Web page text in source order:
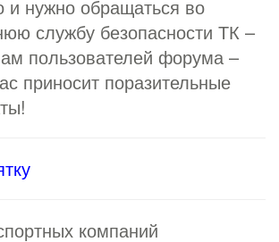
нужно обращаться во
службу безопасности ТК –
пользователей форума –
приносит поразительные
компаний